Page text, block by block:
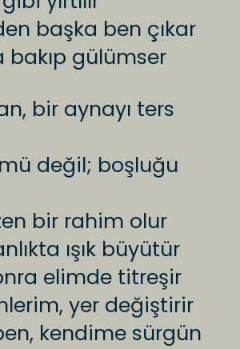
başka ben çıkar
bakıp gülümser
bir aynayı ters
değil; boşluğu
bir rahim olur
ışık büyütür
elimde titreşir
yer değiştirir
kendime sürgün